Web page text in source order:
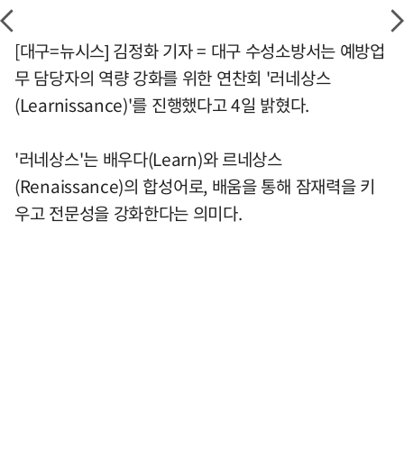
[대구=뉴시스] 김정화 기자 = 대구 수성소방서는 예방업
무 담당자의 역량 강화를 위한 연찬회 '러네상스
(Learnissance)'를 진행했다고 4일 밝혔다.
'러네상스'는 배우다(Learn)와 르네상스
(Renaissance)의 합성어로, 배움을 통해 잠재력을 키
우고 전문성을 강화한다는 의미다.